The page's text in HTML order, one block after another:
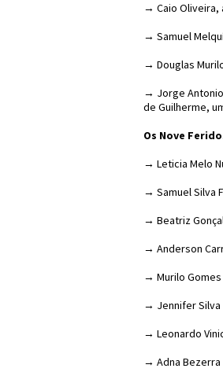
→ Caio Oliveira,
→ Samuel
→ Douglas
→ Jorge
de Guilherme,
Os Nove
→ Leticia Melo
→ Samuel Silva
→ Beatriz
→ Anderson
→ Murilo
→ Jennifer Silva
→ Leonardo
→ Adna Bezerra